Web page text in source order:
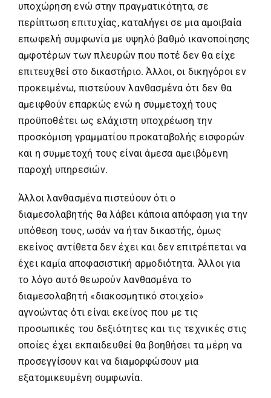
υποχώρηση ενώ στην πραγματικότητα, σε
περίπτωση επιτυχίας, καταλήγει σε μια αμοιβαία
επωφελή συμφωνία με υψηλό βαθμό ικανοποίησης
αμφοτέρων των πλευρών που ποτέ δεν θα είχε
επιτευχθεί στο δικαστήριο. Άλλοι, οι δικηγόροι εν
προκειμένω, πιστεύουν λανθασμένα ότι δεν θα
αμειφθούν επαρκώς ενώ η συμμετοχή τους
προϋποθέτει ως ελάχιστη υποχρέωση την
προσκόμιση γραμματίου προκαταβολής εισφορών
και η συμμετοχή τους είναι άμεσα αμειβόμενη
παροχή υπηρεσιών.
Άλλοι λανθασμένα πιστεύουν ότι ο
διαμεσολαβητής θα λάβει κάποια απόφαση για την
υπόθεση τους, ωσάν να ήταν δικαστής, όμως
εκείνος αντίθετα δεν έχει και δεν επιτρέπεται να
έχει καμία αποφασιστική αρμοδιότητα. Άλλοι για
το λόγο αυτό θεωρούν λανθασμένα το
διαμεσολαβητή «διακοσμητικό στοιχείο»
αγνοώντας ότι είναι εκείνος που με τις
προσωπικές του δεξιότητες και τις τεχνικές στις
οποίες έχει εκπαιδευθεί θα βοηθήσει τα μέρη να
προσεγγίσουν και να διαμορφώσουν μια
εξατομικευμένη συμφωνία.